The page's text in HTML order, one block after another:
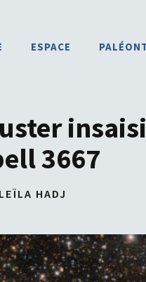
ESPACE
3667
LEÏLA HADJ